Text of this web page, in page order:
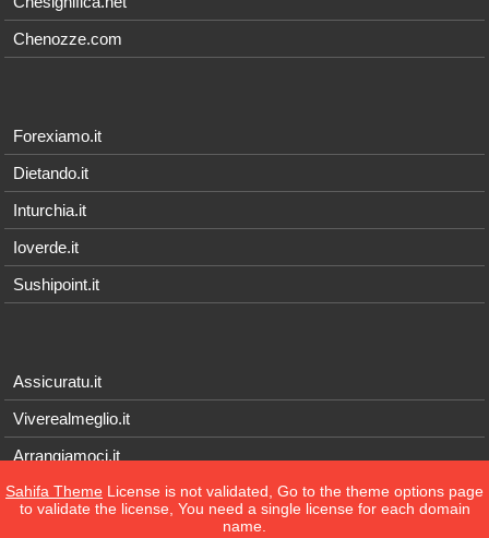
Chenozze.com
Forexiamo.it
Dietando.it
Inturchia.it
Ioverde.it
Sushipoint.it
Assicuratu.it
Viverealmeglio.it
Arrangiamoci.it
Tecnichef.it
Sahifa Theme License is not validated, Go to the theme options page
to validate the license, You need a single license for each domain
name.